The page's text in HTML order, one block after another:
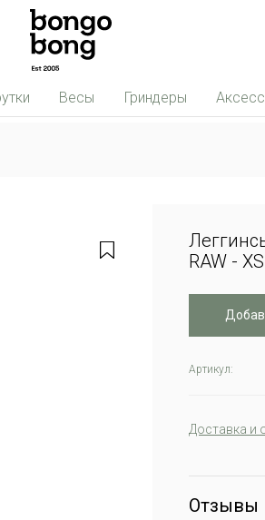
Весы Гриндеры
RAW - XS
Артикул:
Доставка и
Отзывы